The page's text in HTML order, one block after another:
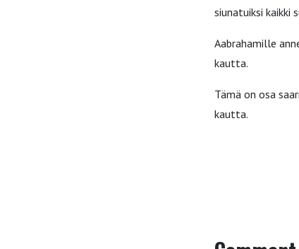
siunatuiksi kaikki
Aabrahamille
kautta.
Tämä on osa
kautta.